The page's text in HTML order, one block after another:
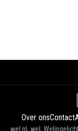
Over onsContact
wel.nl, wel,